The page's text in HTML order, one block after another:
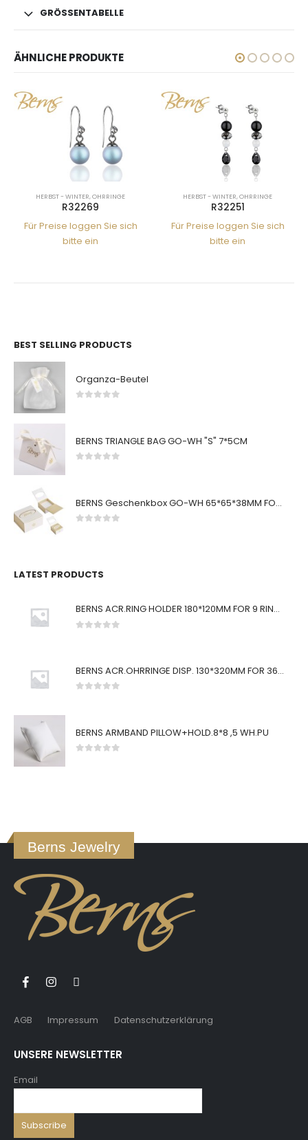
GRÖSSENTABELLE
ÄHNLICHE PRODUKTE
HERBST - WINTER,OHRRINGE
R32269
Für Preise loggen Sie sich
bitte ein
HERBST - WINTER,OHRRINGE
R32251
Für Preise loggen Sie sich
bitte ein
BEST SELLING PRODUCTS
Organza-Beutel
BERNS TRIANGLE BAG GO-WH "S" 7*5CM
BERNS Geschenkbox GO-WH 65*65*38MM FOR SMALL SETS
LATEST PRODUCTS
BERNS ACR.RING HOLDER 180*120MM FOR 9 RINGS
BERNS ACR.OHRRINGE DISP. 130*320MM FOR 36 PAIRS
BERNS ARMBAND PILLOW+HOLD.8*8 ,5 WH.PU
Berns Jewelry
AGB Impressum Datenschutzerklärung
UNSERE NEWSLETTER
Email